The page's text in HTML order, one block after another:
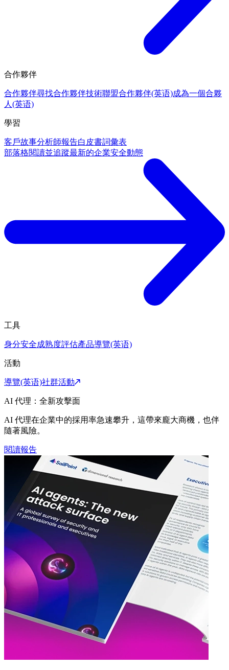
合作夥伴
合作夥伴尋找合作夥伴技術聯盟合作夥伴(英语)成為一個合夥
人(英语)
學習
客戶故事分析師報告白皮書詞彙表
部落格閱讀並追蹤最新的企業安全動態
工具
身分安全成熟度評估產品導覽(英语)
活動
導覽(英语)社群活動
AI 代理：全新攻擊面
AI 代理在企業中的採用率急速攀升，這帶來龐大商機，也伴
隨著風險。
閱讀報告